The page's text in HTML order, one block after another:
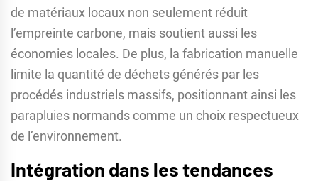
de matériaux locaux non seulement réduit
l’empreinte carbone, mais soutient aussi les
économies locales. De plus, la fabrication manuelle
limite la quantité de déchets générés par les
procédés industriels massifs, positionnant ainsi les
parapluies normands comme un choix respectueux
de l’environnement.
Intégration dans les tendances